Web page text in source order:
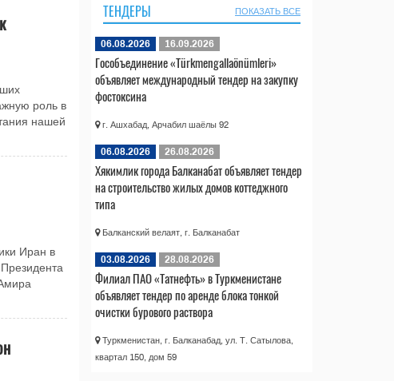
роль в
нашей
Иран в
ТЕНДЕРЫ ПОКАЗАТЬ ВСЕ
06.08.2026 16.09.2026
Гособъединение «Türkmengallaönümleri»
объявляет международный тендер на закупку
фостоксина
г. Ашхабад, Арчабил шаёлы 92
06.08.2026 26.08.2026
Хякимлик города Балканабат объявляет тендер
на строительство жилых домов коттеджного
типа
Балканский велаят, г. Балканабат
03.08.2026 28.08.2026
Филиал ПАО «Татнефть» в Туркменистане
объявляет тендер по аренде блока тонкой
очистки бурового раствора
Туркменистан, г. Балканабад, ул. Т. Сатылова,
квартал 150, дом 59